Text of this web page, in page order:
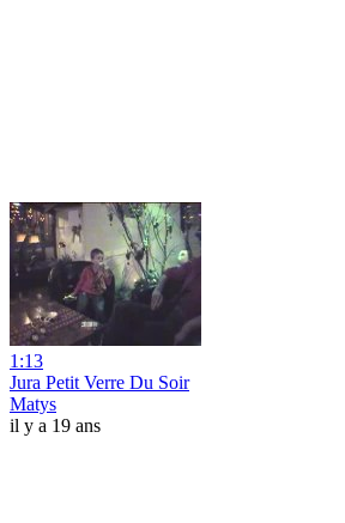
1:13
Jura Petit Verre Du Soir
Matys
il y a 19 ans